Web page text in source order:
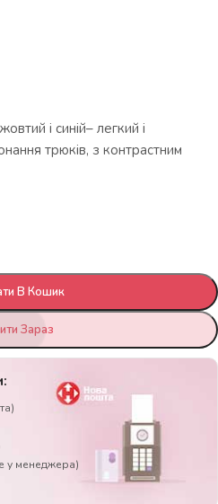
і синій– легкий і
трюків, з контрастним
В Кошик
Зараз
у менеджера)